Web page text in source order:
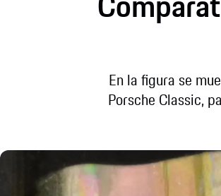
En la figura se
Porsche Classic,